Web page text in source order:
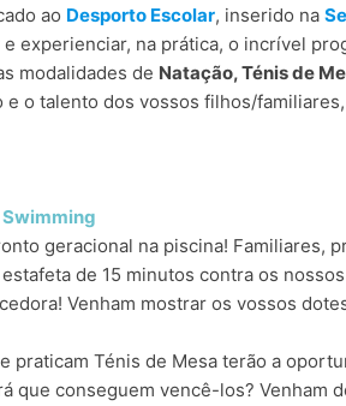
ao Desporto Escolar, inserido na
experienciar, na prática, o incrível
modalidades de Natação, Ténis de
o talento dos vossos filhos/
Swimming
geracional na piscina! Familiares,
de 15 minutos contra os
Venham mostrar os vossos
praticam Ténis de Mesa terão a
que conseguem vencê-los? Venham